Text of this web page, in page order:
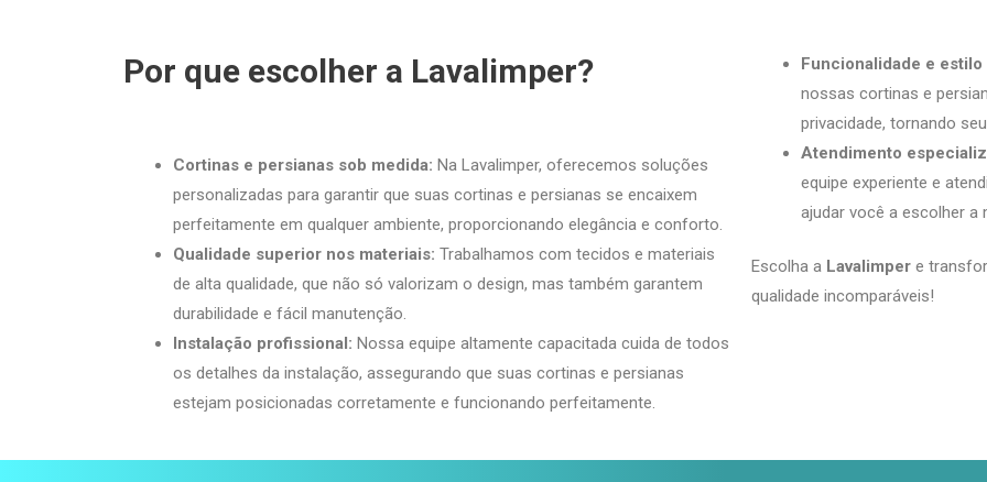
Por que escolher a Lavalimper?
Cortinas e persianas sob medida: Na Lavalimper, oferecemos soluções
personalizadas para garantir que suas cortinas e persianas se encaixem
perfeitamente em qualquer ambiente, proporcionando elegância e conforto.
Qualidade superior nos materiais: Trabalhamos com tecidos e materiais
de alta qualidade, que não só valorizam o design, mas também garantem
durabilidade e fácil manutenção.
Instalação profissional: Nossa equipe altamente capacitada cuida de todos
os detalhes da instalação, assegurando que suas cortinas e persianas
estejam posicionadas corretamente e funcionando perfeitamente.
Funcionalidade e
nossas cortinas e
privacidade, tornando
Atendimento
equipe experiente e
ajudar você a escolher a
Escolha a Lavalimper e
qualidade incomparáveis!